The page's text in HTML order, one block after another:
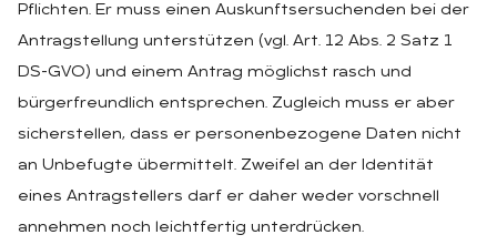
Pflichten. Er muss einen Auskunftsersuchenden bei der
Antragstellung unterstützen (vgl. Art. 12 Abs. 2 Satz 1
DS-GVO) und einem Antrag möglichst rasch und
bürgerfreundlich entsprechen. Zugleich muss er aber
sicherstellen, dass er personenbezogene Daten nicht
an Unbefugte übermittelt. Zweifel an der Identität
eines Antragstellers darf er daher weder vorschnell
annehmen noch leichtfertig unterdrücken.